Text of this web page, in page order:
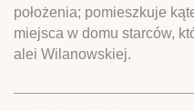
położenia; pomieszkuje
miejsca w domu starców,
alei Wilanowskiej.